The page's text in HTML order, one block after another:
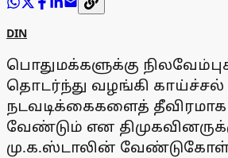
DIN
பொதுமக்களுக்கு
தொடர்ந்து வழங்கி காய்ச்சல்
நடவடிக்கைகளைத்
வேண்டும் என
மு.க.ஸ்டாலின்